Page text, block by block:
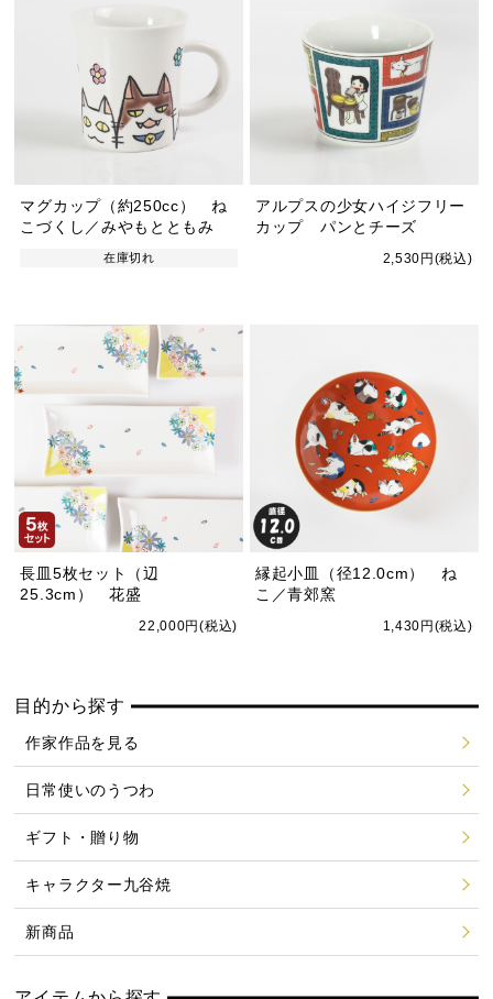
マグカップ（約250cc） ね
こづくし／みやもとともみ
在庫切れ
アルプスの少女ハイジフリー
カップ パンとチーズ
2,530円(税込)
長皿5枚セット（辺
25.3cm） 花盛
22,000円(税込)
縁起小皿（径12.0cm） ね
こ／青郊窯
1,430円(税込)
目的から探す
作家作品を見る
日常使いのうつわ
ギフト・贈り物
キャラクター九谷焼
新商品